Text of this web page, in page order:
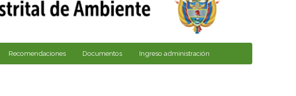
Recomendaciones Documentos Ingreso administración